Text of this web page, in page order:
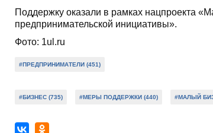
Поддержку оказали в рамках нацпроекта
предпринимательской инициативы».
Фото: 1ul.ru
#ПРЕДПРИНИМАТЕЛИ (451)
#БИЗНЕС (735) #МЕРЫ ПОДДЕРЖКИ (440) #МАЛЫЙ